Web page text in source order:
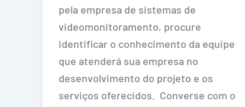
pela empresa de sistemas de
videomonitoramento, procure
identificar o conhecimento da equipe
que atenderá sua empresa no
desenvolvimento do projeto e os
serviços oferecidos. Converse com o